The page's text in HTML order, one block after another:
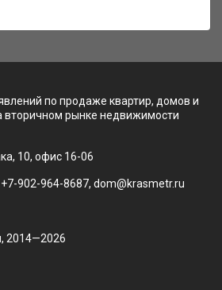
по продаже квартир, домов и
вторичном рынке недвижимости
10, офис 16-06
902-964-8687, dom@krasmetr.ru
2014—2026